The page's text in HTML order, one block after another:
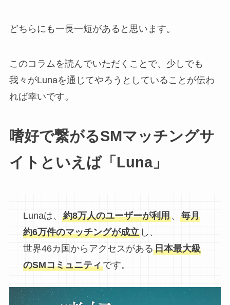
どちらにも一長一短があると思います。
このコラムを読んでいただくことで、少しでも
我々がLunaを通じてやろうとしていることが伝わ
れば幸いです。
嗜好で繋がるSMマッチングサ
イトといえば「Luna」
Lunaは、 約8万人のユーザーが利用、 毎月
約6万件のマッチングが成立し、
世界46カ国からアクセスがある日本最大級
のSMコミュニティです。